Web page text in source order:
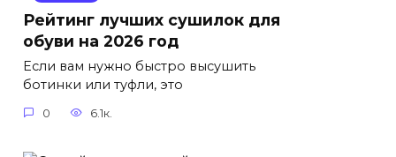
Рейтинг лучших сушилок для
обуви на 2026 год
Если вам нужно быстро высушить
ботинки или туфли, это
0 6.1к.